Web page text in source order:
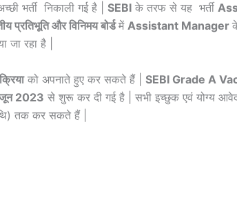
भर्ती निकाली गई है | SEBI के तरफ से यह भर्ती
प्रतिभूति और विनिमय बोर्ड में Assistant Manager
रहा है |
को अपनाते हुए कर सकते हैं | SEBI Grade A
2023 से शुरू कर दी गई है | सभी इच्छुक एवं योग्य
तक कर सकते हैं |